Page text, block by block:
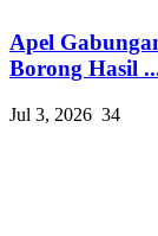
Apel
Borong Hasil
Jul 3, 2026 34